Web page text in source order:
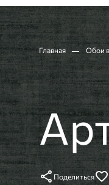
Главная Обои
Поделиться